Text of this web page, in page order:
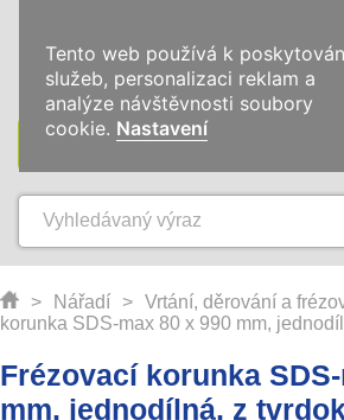
KATEGORIE
> Nářadí > Vrtání, děrování a
korunka SDS-max 80 x 990 mm,
Frézovací korunka
mm, jednodílná, z
Tento web používá k
služeb, personalizaci reklam a
analýze návštěvnosti soubory
cookie. Nastavení